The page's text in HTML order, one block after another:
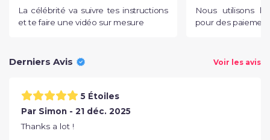
La célébrité va suivre tes instructions
et te faire une vidéo sur mesure
Nous utilisons le
pour des
Derniers Avis Voir les avis
5 Étoiles
Par Simon - 21 déc. 2025
Thanks a lot !